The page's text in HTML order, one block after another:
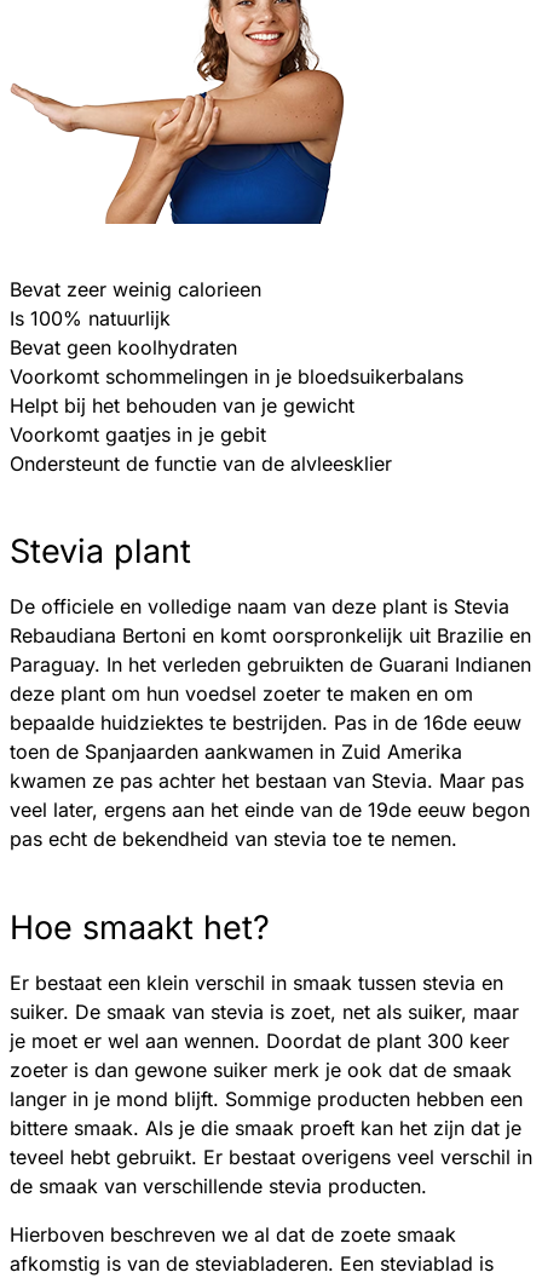
Bevat zeer weinig calorieen
Is 100% natuurlijk
Bevat geen koolhydraten
Voorkomt schommelingen in je bloedsuikerbalans
Helpt bij het behouden van je gewicht
Voorkomt gaatjes in je gebit
Ondersteunt de functie van de alvleesklier
Stevia plant
De officiele en volledige naam van deze plant is Stevia
Rebaudiana Bertoni en komt oorspronkelijk uit Brazilie en
Paraguay. In het verleden gebruikten de Guarani Indianen
deze plant om hun voedsel zoeter te maken en om
bepaalde huidziektes te bestrijden. Pas in de 16de eeuw
toen de Spanjaarden aankwamen in Zuid Amerika
kwamen ze pas achter het bestaan van Stevia. Maar pas
veel later, ergens aan het einde van de 19de eeuw begon
pas echt de bekendheid van stevia toe te nemen.
Hoe smaakt het?
Er bestaat een klein verschil in smaak tussen stevia en
suiker. De smaak van stevia is zoet, net als suiker, maar
je moet er wel aan wennen. Doordat de plant 300 keer
zoeter is dan gewone suiker merk je ook dat de smaak
langer in je mond blijft. Sommige producten hebben een
bittere smaak. Als je die smaak proeft kan het zijn dat je
teveel hebt gebruikt. Er bestaat overigens veel verschil in
de smaak van verschillende stevia producten.
Hierboven beschreven we al dat de zoete smaak
afkomstig is van de steviabladeren. Een steviablad is